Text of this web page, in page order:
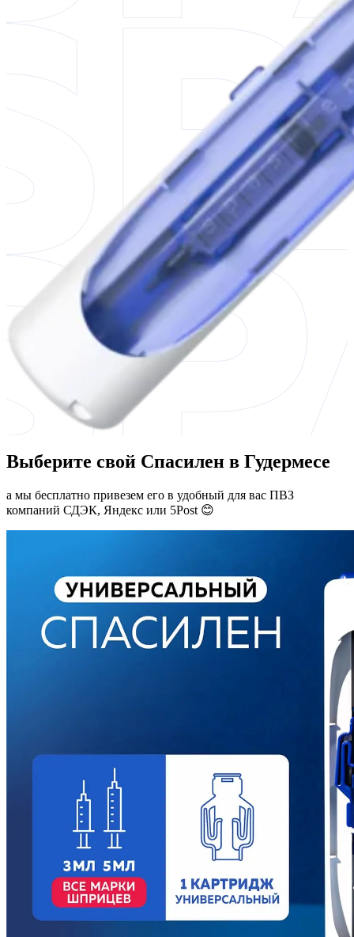
Выберите свой Спасилен в Гудермесе
а мы бесплатно привезем его в удобный для вас ПВЗ
компаний СДЭК, Яндекс или 5Post 😊